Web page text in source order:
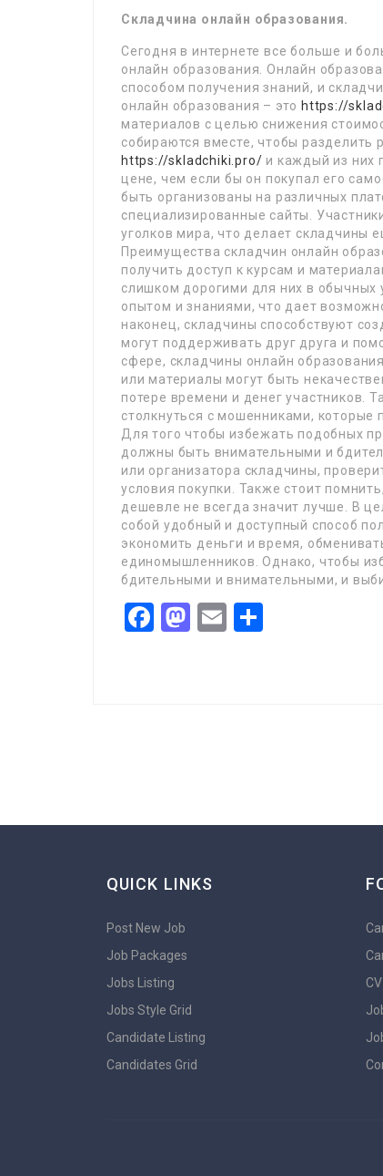
Складчина онлайн образования.
Сегодня в интернете все больше и
онлайн образования. Онлайн
способом получения знаний, и
онлайн образования – это https://
материалов с целью снижения
собираются вместе, чтобы
https://skladchiki.pro/ и каждый из них
цене, чем если бы он покупал его
быть организованы на различных
специализированные сайты.
уголков мира, что делает складчины
Преимущества складчин онлайн
получить доступ к курсам и
слишком дорогими для них в обычных
опытом и знаниями, что дает
наконец, складчины способствуют
могут поддерживать друг друга и
сфере, складчины онлайн
или материалы могут быть
потере времени и денег участников.
столкнуться с мошенниками,
Для того чтобы избежать подобных
должны быть внимательными и
или организатора складчины,
условия покупки. Также стоит
дешевле не всегда значит лучше. В
собой удобный и доступный способ
экономить деньги и время,
единомышленников. Однако, чтобы
бдительными и внимательными, и
Facebook
Mastodon
Email
QUICK LINKS
Post New Job
Job Packages
Jobs Listing
Jobs Style Grid
Candidate Listing
Candidates Grid